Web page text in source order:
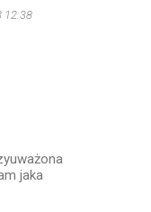
12:38
jaka